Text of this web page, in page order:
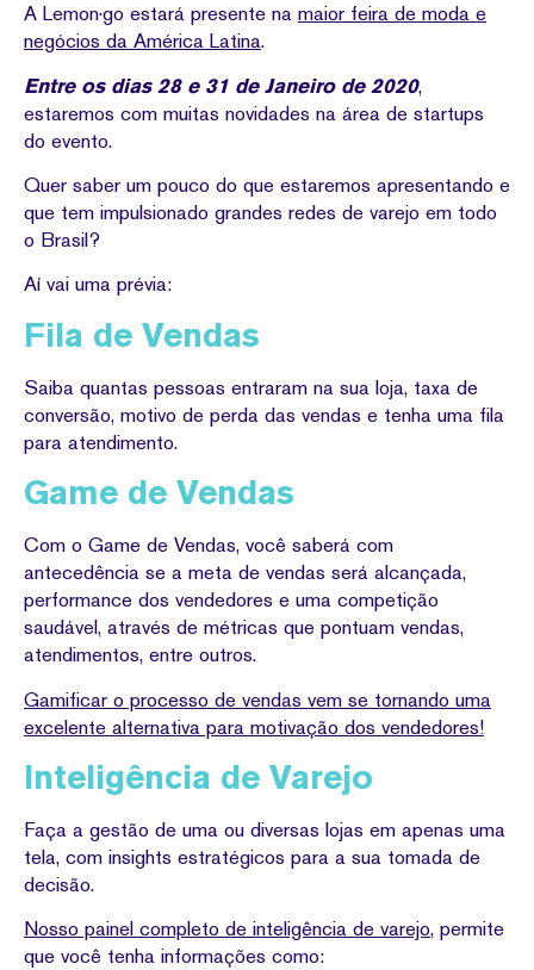
A Lemon·go estará presente na maior feira de moda e
negócios da América Latina.
Entre os dias 28 e 31 de Janeiro de 2020,
estaremos com muitas novidades na área de startups
do evento.
Quer saber um pouco do que estaremos apresentando e
que tem impulsionado grandes redes de varejo em todo
o Brasil?
Aí vai uma prévia:
Fila de Vendas
Saiba quantas pessoas entraram na sua loja, taxa de
conversão, motivo de perda das vendas e tenha uma fila
para atendimento.
Game de Vendas
Com o Game de Vendas, você saberá com
antecedência se a meta de vendas será alcançada,
performance dos vendedores e uma competição
saudável, através de métricas que pontuam vendas,
atendimentos, entre outros.
Gamificar o processo de vendas vem se tornando uma
excelente alternativa para motivação dos vendedores!
Inteligência de Varejo
Faça a gestão de uma ou diversas lojas em apenas uma
tela, com insights estratégicos para a sua tomada de
decisão.
Nosso painel completo de inteligência de varejo, permite
que você tenha informações como: